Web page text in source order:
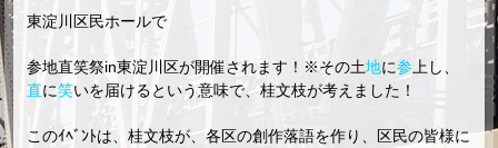
東淀川区民ホールで
参地直笑祭in東淀川区が開催されます！※その土地に参 上し、
直に笑いを届けるという意味で、桂文枝が考えました！
このｲﾍﾞﾝﾄは、桂文枝が、各区の創作落語を作り、区民の皆様に